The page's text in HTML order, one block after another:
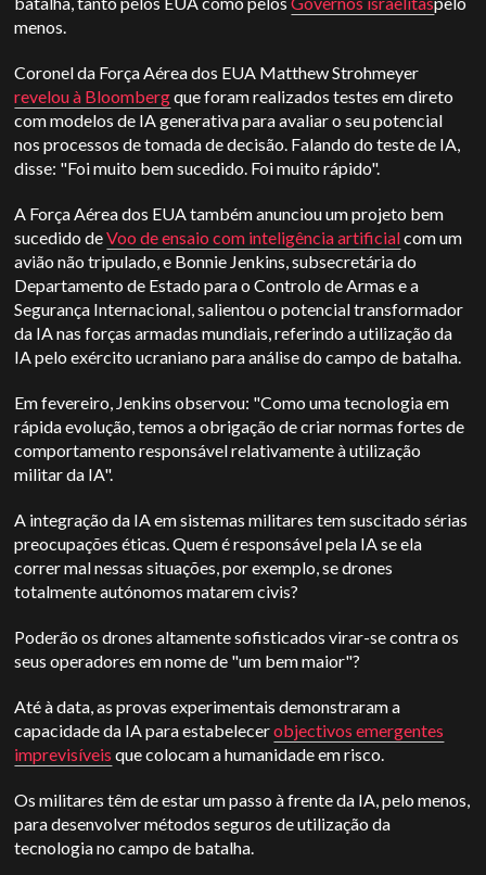
menos.
Coronel da Força Aérea dos EUA Matthew Strohmeyer
revelou à Bloombergque foram realizados testes em direto
com modelos de IA generativa para avaliar o seu potencial
nos processos de tomada de decisão. Falando do teste de IA,
disse: "Foi muito bem sucedido. Foi muito rápido".
A Força Aérea dos EUA também anunciou um projeto bem
sucedido deVoo de ensaio com inteligência artificialcom um
avião não tripulado, e Bonnie Jenkins, subsecretária do
Departamento de Estado para o Controlo de Armas e a
Segurança Internacional, salientou o potencial transformador
da IA nas forças armadas mundiais, referindo a utilização da
IA pelo exército ucraniano para análise do campo de batalha.
Em fevereiro, Jenkins observou: "Como uma tecnologia em
rápida evolução, temos a obrigação de criar normas fortes de
comportamento responsável relativamente à utilização
militar da IA".
A integração da IA em sistemas militares tem suscitado sérias
preocupações éticas. Quem é responsável pela IA se ela
correr mal nessas situações, por exemplo, se drones
totalmente autónomos matarem civis?
Poderão os drones altamente sofisticados virar-se contra os
seus operadores em nome de "um bem maior"?
Até à data, as provas experimentais demonstraram a
capacidade da IA para estabelecerobjectivos emergentes
imprevisíveis que colocam a humanidade em risco.
Os militares têm de estar um passo à frente da IA, pelo menos,
para desenvolver métodos seguros de utilização da
tecnologia no campo de batalha.